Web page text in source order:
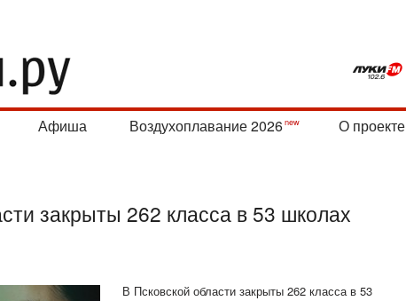
Афиша Воздухоплавание 2026 О проекте
закрыты 262 класса в 53 школах
В Псковской области закрыты 262 класса в 53